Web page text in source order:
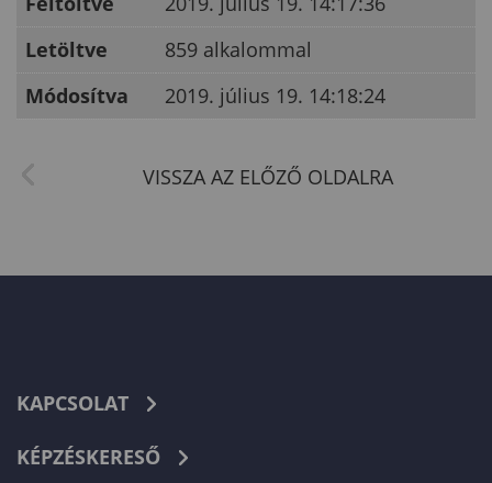
Letöltve
859 alkalommal
Módosítva
2019. július 19. 14:18:24
KAPCSOLAT
KÉPZÉSKERESŐ